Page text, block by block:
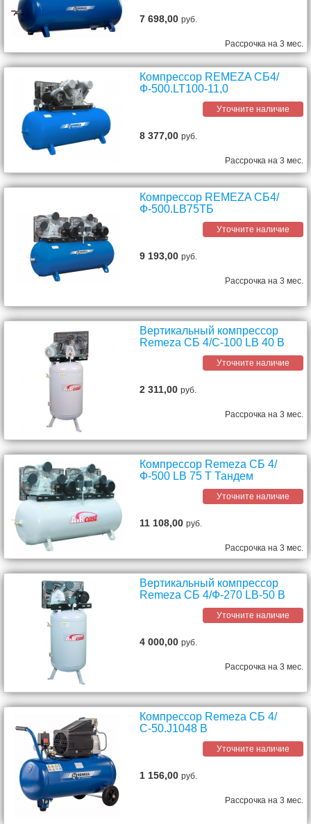
7 698,00руб.
Рассрочка на 3 мес.
Компрессор REMEZA СБ4/
Ф-500.LT100-11,0
Уточните наличие
8 377,00руб.
Рассрочка на 3 мес.
Компрессор REMEZA СБ4/
Ф-500.LB75ТБ
Уточните наличие
9 193,00руб.
Рассрочка на 3 мес.
Вертикальный компрессор
Remeza СБ 4/С-100 LB 40 В
Уточните наличие
2 311,00руб.
Рассрочка на 3 мес.
Компрессор Remeza СБ 4/
Ф-500 LB 75 Т Тандем
Уточните наличие
11 108,00руб.
Рассрочка на 3 мес.
Вертикальный компрессор
Remeza СБ 4/Ф-270 LB-50 В
Уточните наличие
4 000,00руб.
Рассрочка на 3 мес.
Компрессор Remeza СБ 4/
С-50.J1048 B
Уточните наличие
1 156,00руб.
Рассрочка на 3 мес.